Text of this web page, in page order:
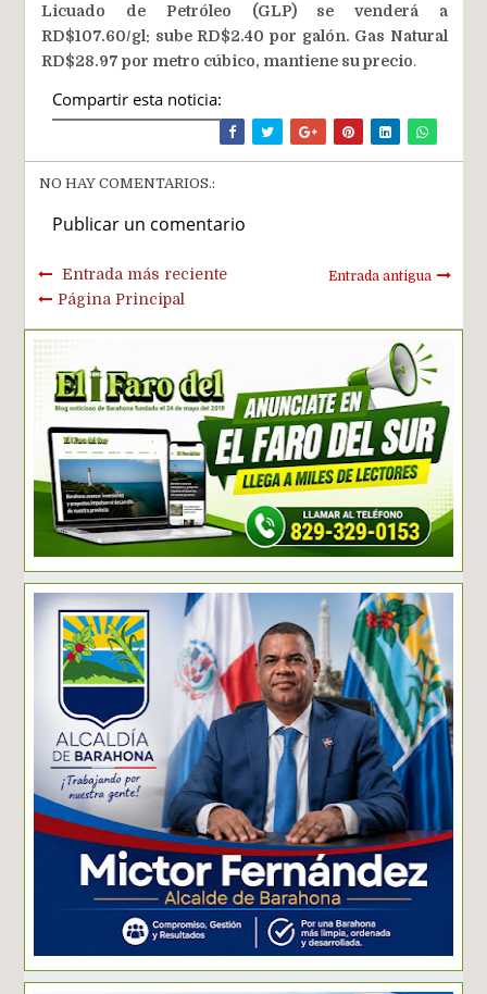
Licuado de Petróleo (GLP) se venderá a
RD$107.60/gl: sube RD$2.40 por galón. Gas Natural
RD$28.97 por metro cúbico, mantiene su precio.
Compartir esta noticia:
NO HAY COMENTARIOS.:
Publicar un comentario
Entrada más reciente Entrada antigua
Página Principal